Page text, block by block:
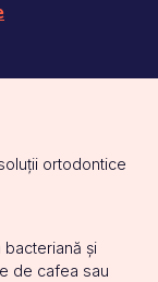
ortodontice
și
de cafea sau